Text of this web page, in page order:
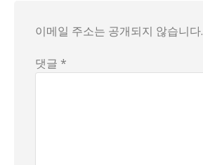
이메일 주소는 공개되지 않습니다.
댓글 *